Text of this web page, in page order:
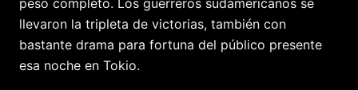
peso completo. Los guerreros sudamericanos se
llevaron la tripleta de victorias, también con
bastante drama para fortuna del público presente
esa noche en Tokio.